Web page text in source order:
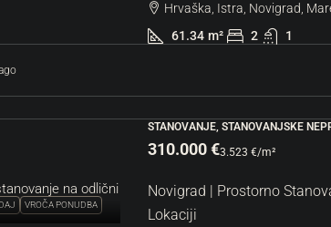
Hrvaška, Istra, Novigrad,
61.34 m² 2 1
VROČA PONUDBA
STANOVANJE, STANOVANJSKE
310.000 €3.523 €/m²
Novigrad | Prostorno
Lokaciji
Hrvaška, Istra, Buje, Grožnjan
985 m²